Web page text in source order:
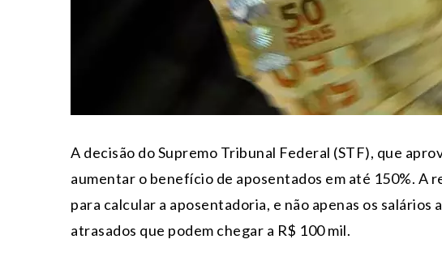
A decisão do Supremo Tribunal Federal (STF), que
aumentar o benefício de aposentados em até 150%. A
para calcular a aposentadoria, e não apenas os salários
atrasados que podem chegar a R$ 100 mil.